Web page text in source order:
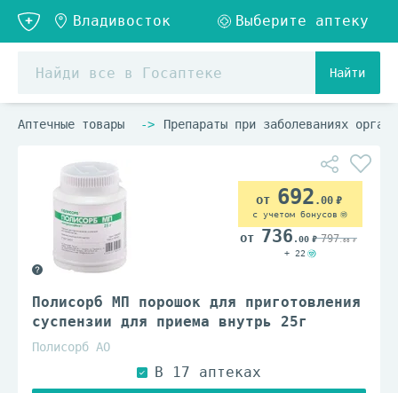
Найти
Аптечные товары Препараты при заболеваниях
Полисорб МП порошок для приготовления
суспензии для приема внутрь 25г
Полисорб АО
692 .00
с учетом бонусов
736 .00 797.00
+ 22